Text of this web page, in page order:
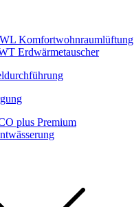
Komfortwohnraumlüftung
Erdwärmetauscher
plus Premium